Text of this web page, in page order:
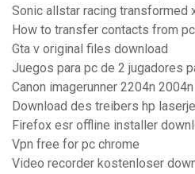
Sonic allstar racing transformed
How to transfer contacts from
Gta v original files download
Juegos para pc de 2 jugadores
Canon imagerunner 2204n
Download des treibers hp
Firefox esr offline installer
Vpn free for pc chrome
Video recorder kostenloser